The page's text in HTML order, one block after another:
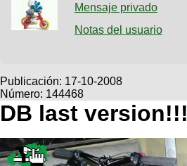
Galeria
Bicicletas
Viajes
Descenso
Dirt
SUBÃ
Buscar
Ultimos
Fotos
BicicleterÃ­
Bicicletas
Tandem
Videos
Cicloturismo
Mensaje privado
Notas del usuario
Publicación: 17-10-2008
Número: 144468
DB last version!!!